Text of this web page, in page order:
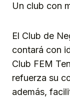
Un club con
El Club de
contará con
Club FEM
refuerza su
además,